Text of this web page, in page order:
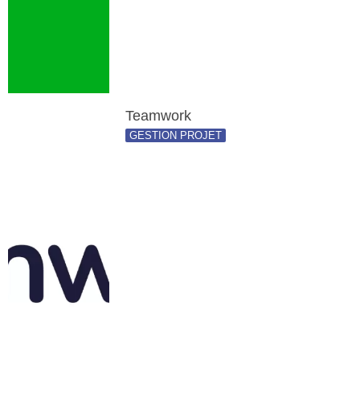
Teamwork
GESTION PROJET